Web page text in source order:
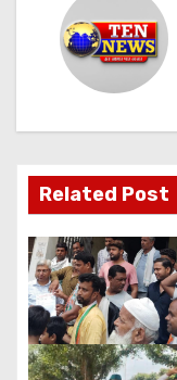
v
g
a
t
Related Post